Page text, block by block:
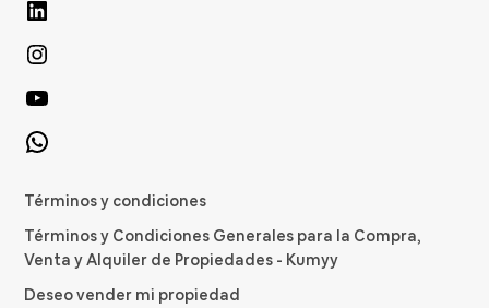
Términos y condiciones
Términos y Condiciones Generales para la Compra,
Venta y Alquiler de Propiedades - Kumyy
Deseo vender mi propiedad